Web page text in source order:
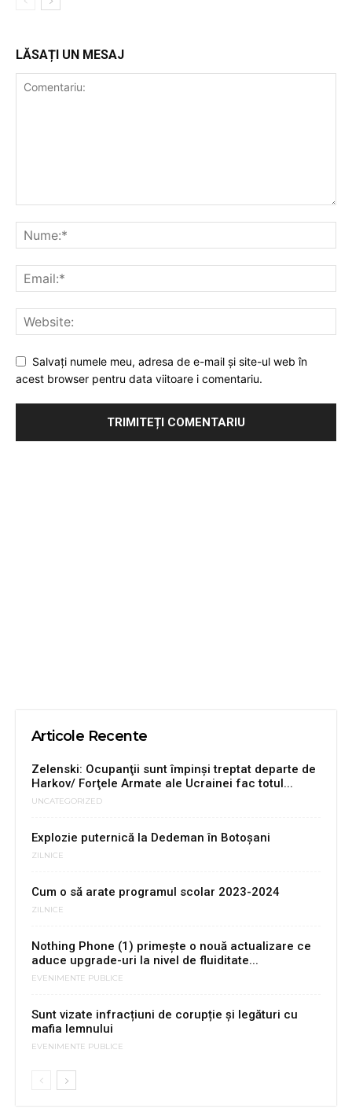
LĂSAȚI UN MESAJ
Salvați numele meu, adresa de e-mail și site-ul web în
acest browser pentru data viitoare i comentariu.
Articole Recente
Zelenski: Ocupanţii sunt împinşi treptat departe de
Harkov/ Forţele Armate ale Ucrainei fac totul...
UNCATEGORIZED
Explozie puternică la Dedeman în Botoșani
ZILNICE
Cum o să arate programul scolar 2023-2024
ZILNICE
Nothing Phone (1) primește o nouă actualizare ce
aduce upgrade-uri la nivel de fluiditate...
EVENIMENTE PUBLICE
Sunt vizate infracțiuni de corupție și legături cu
mafia lemnului
EVENIMENTE PUBLICE